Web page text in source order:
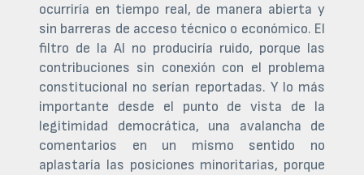
ocurriría en tiempo real, de manera abierta y
sin barreras de acceso técnico o económico. El
filtro de la AI no produciría ruido, porque las
contribuciones sin conexión con el problema
constitucional no serían reportadas. Y lo más
importante desde el punto de vista de la
legitimidad democrática, una avalancha de
comentarios en un mismo sentido no
aplastaría las posiciones minoritarias, porque